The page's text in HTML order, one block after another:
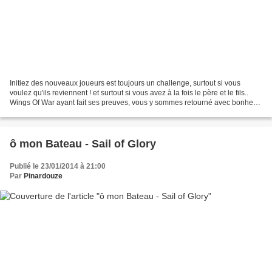
Initiez des nouveaux joueurs est toujours un challenge, surtout si vous
voulez qu'ils reviennent ! et surtout si vous avez à la fois le père et le fils..
Wings Of War ayant fait ses preuves, vous y sommes retourné avec bonheur.
ô mon Bateau - Sail of Glory
Publié le 23/01/2014 à 21:00
Par Pinardouze